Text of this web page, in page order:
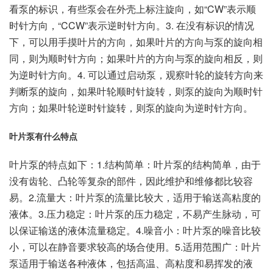
看泵的标识，有些泵会在外壳上标注旋向，如“CW”表示顺
时针方向，“CCW”表示逆时针方向。3. 在没有标识的情况
下，可以用手摸叶片的方向，如果叶片的方向与泵的旋向相
同，则为顺时针方向；如果叶片的方向与泵的旋向相反，则
为逆时针方向。4. 可以通过启动泵，观察叶轮的旋转方向来
判断泵的旋向，如果叶轮顺时针旋转，则泵的旋向为顺时针
方向；如果叶轮逆时针旋转，则泵的旋向为逆时针方向。
叶片泵有什么特点
叶片泵的特点如下：1.结构简单：叶片泵的结构简单，由于
没有齿轮、凸轮等复杂的部件，因此维护和维修都比较容
易。2.流量大：叶片泵的流量比较大，适用于输送高粘度的
液体。3.压力稳定：叶片泵的压力稳定，不易产生脉动，可
以保证输送的液体流量稳定。4.噪音小：叶片泵的噪音比较
小，可以在静音要求较高的场合使用。5.适用范围广：叶片
泵适用于输送各种液体，包括高温、高粘度和易挥发的液